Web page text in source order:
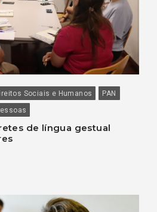
Sociais e Humanos
PAN
de língua gestual